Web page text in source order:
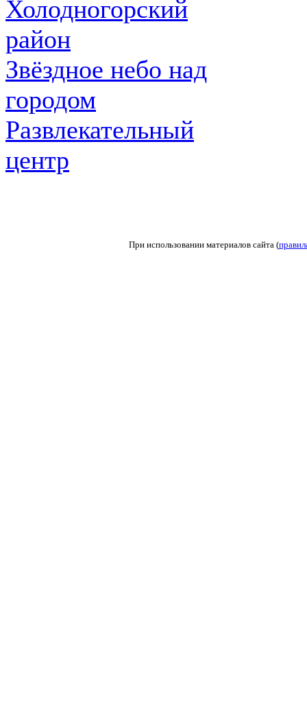
Холодногорский
район
Звёздное небо над
городом
Развлекательный
центр
При использовании материалов сайта (